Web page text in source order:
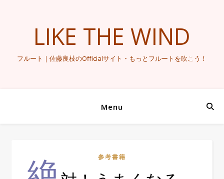
LIKE THE WIND
フルート｜佐藤良枝のOfficialサイト・もっとフルートを吹こう！
Menu
参考書籍